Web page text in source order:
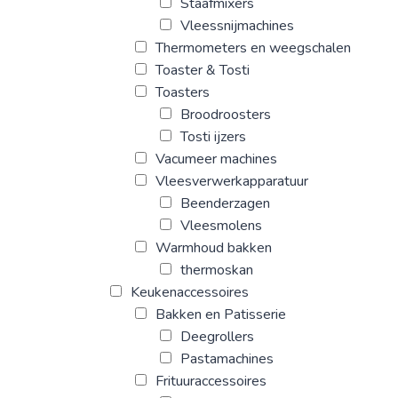
Vleessnijmachines
Thermometers en weegschalen
Toaster & Tosti
Toasters
Broodroosters
Tosti ijzers
Vacumeer machines
Vleesverwerkapparatuur
Beenderzagen
Vleesmolens
Warmhoud bakken
thermoskan
Keukenaccessoires
Bakken en Patisserie
Deegrollers
Pastamachines
Frituuraccessoires